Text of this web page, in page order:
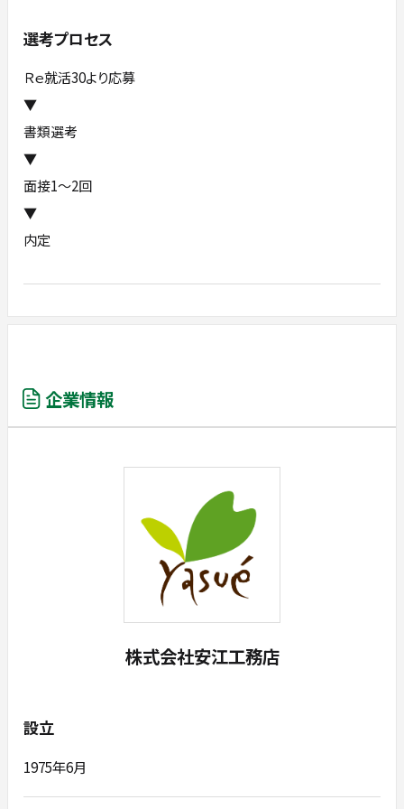
選考プロセス
Ｒｅ就活30より応募
▼
書類選考
▼
面接1～2回
▼
内定
企業情報
株式会社安江工務店
設立
1975年6月